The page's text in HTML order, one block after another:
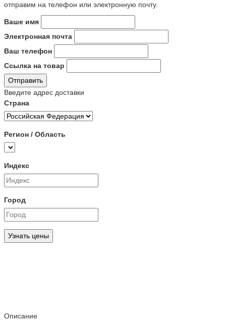
отправим на телефон или электронную почту.
Ваше имя
Электронная почта
Ваш телефон
Ссылка на товар
Отправить
Введите адрес доставки
Страна
Регион / Область
Индекс
Город
Узнать цены
Описание